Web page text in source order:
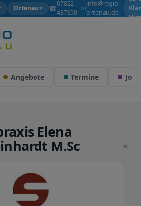
Ortenau▼ ☎07822-
437350
| ✉info@regio-
ortenau.de
|
Angebote Termine Jobs
Elena
M.Sc ×